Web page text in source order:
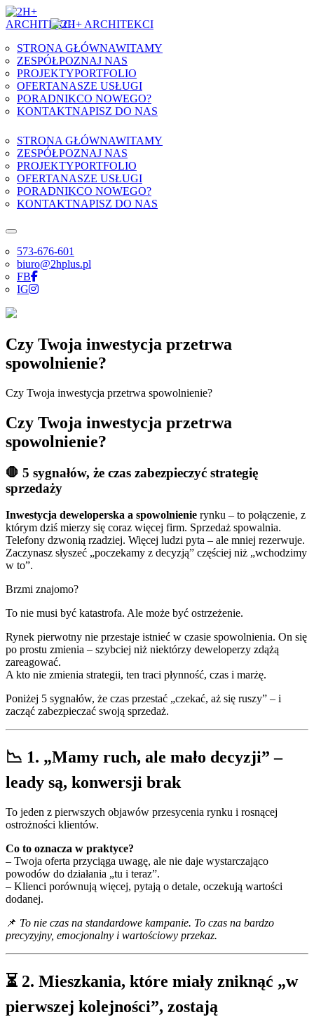
Skip to content
STRONA GŁÓWNAWITAMY
ZESPÓŁPOZNAJ NAS
PROJEKTYPORTFOLIO
OFERTANASZE USŁUGI
PORADNIKCO NOWEGO?
KONTAKTNAPISZ DO NAS
STRONA GŁÓWNAWITAMY
ZESPÓŁPOZNAJ NAS
PROJEKTYPORTFOLIO
OFERTANASZE USŁUGI
PORADNIKCO NOWEGO?
KONTAKTNAPISZ DO NAS
573-676-601
biuro@2hplus.pl
FB
IG
Czy Twoja inwestycja przetrwa
spowolnienie?
Czy Twoja inwestycja przetrwa spowolnienie?
Czy Twoja inwestycja przetrwa
spowolnienie?
🛑 5 sygnałów, że czas zabezpieczyć strategię
sprzedaży
Inwestycja deweloperska a spowolnienie rynku – to połączenie, z
którym dziś mierzy się coraz więcej firm. Sprzedaż spowalnia.
Telefony dzwonią rzadziej. Więcej ludzi pyta – ale mniej rezerwuje.
Zaczynasz słyszeć „poczekamy z decyzją” częściej niż „wchodzimy
w to”.
Brzmi znajomo?
To nie musi być katastrofa. Ale może być ostrzeżenie.
Rynek pierwotny nie przestaje istnieć w czasie spowolnienia. On się
po prostu zmienia – szybciej niż niektórzy deweloperzy zdążą
zareagować.
A kto nie zmienia strategii, ten traci płynność, czas i marżę.
Poniżej 5 sygnałów, że czas przestać „czekać, aż się ruszy” – i
zacząć zabezpieczać swoją sprzedaż.
📉 1. „Mamy ruch, ale mało decyzji” –
leady są, konwersji brak
To jeden z pierwszych objawów przesycenia rynku i rosnącej
ostrożności klientów.
Co to oznacza w praktyce?
– Twoja oferta przyciąga uwagę, ale nie daje wystarczająco
powodów do działania „tu i teraz”.
– Klienci porównują więcej, pytają o detale, oczekują wartości
dodanej.
📌 To nie czas na standardowe kampanie. To czas na bardzo
precyzyjny, emocjonalny i wartościowy przekaz.
⏳ 2. Mieszkania, które miały zniknąć „w
pierwszej kolejności”, zostają